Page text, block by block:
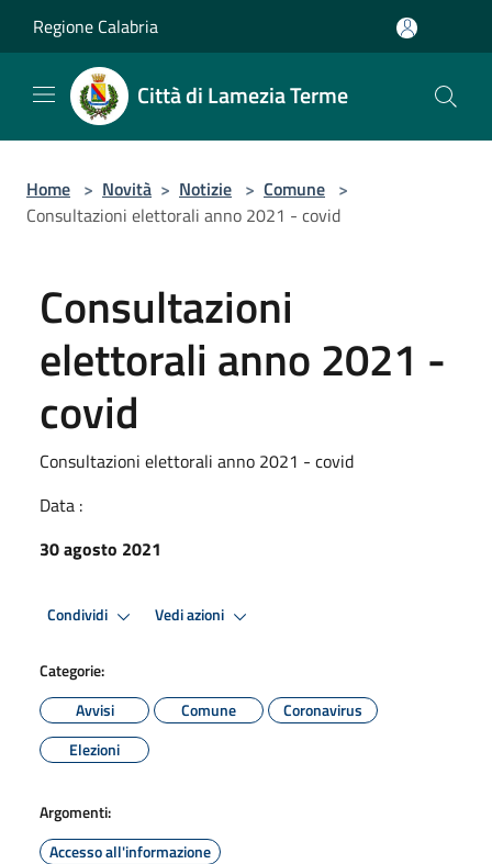
Regione Calabria
Città di Lamezia Terme
Home > Novità > Notizie > Comune >
Consultazioni elettorali anno 2021 - covid
Consultazioni
elettorali anno 2021 -
covid
Consultazioni elettorali anno 2021 - covid
Data :
30 agosto 2021
Condividi Vedi azioni
Categorie:
Avvisi
Comune
Coronavirus
Elezioni
Argomenti:
Accesso all'informazione